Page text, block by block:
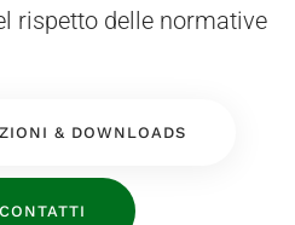
rispetto delle normative
& DOWNLOADS
CONTATTI